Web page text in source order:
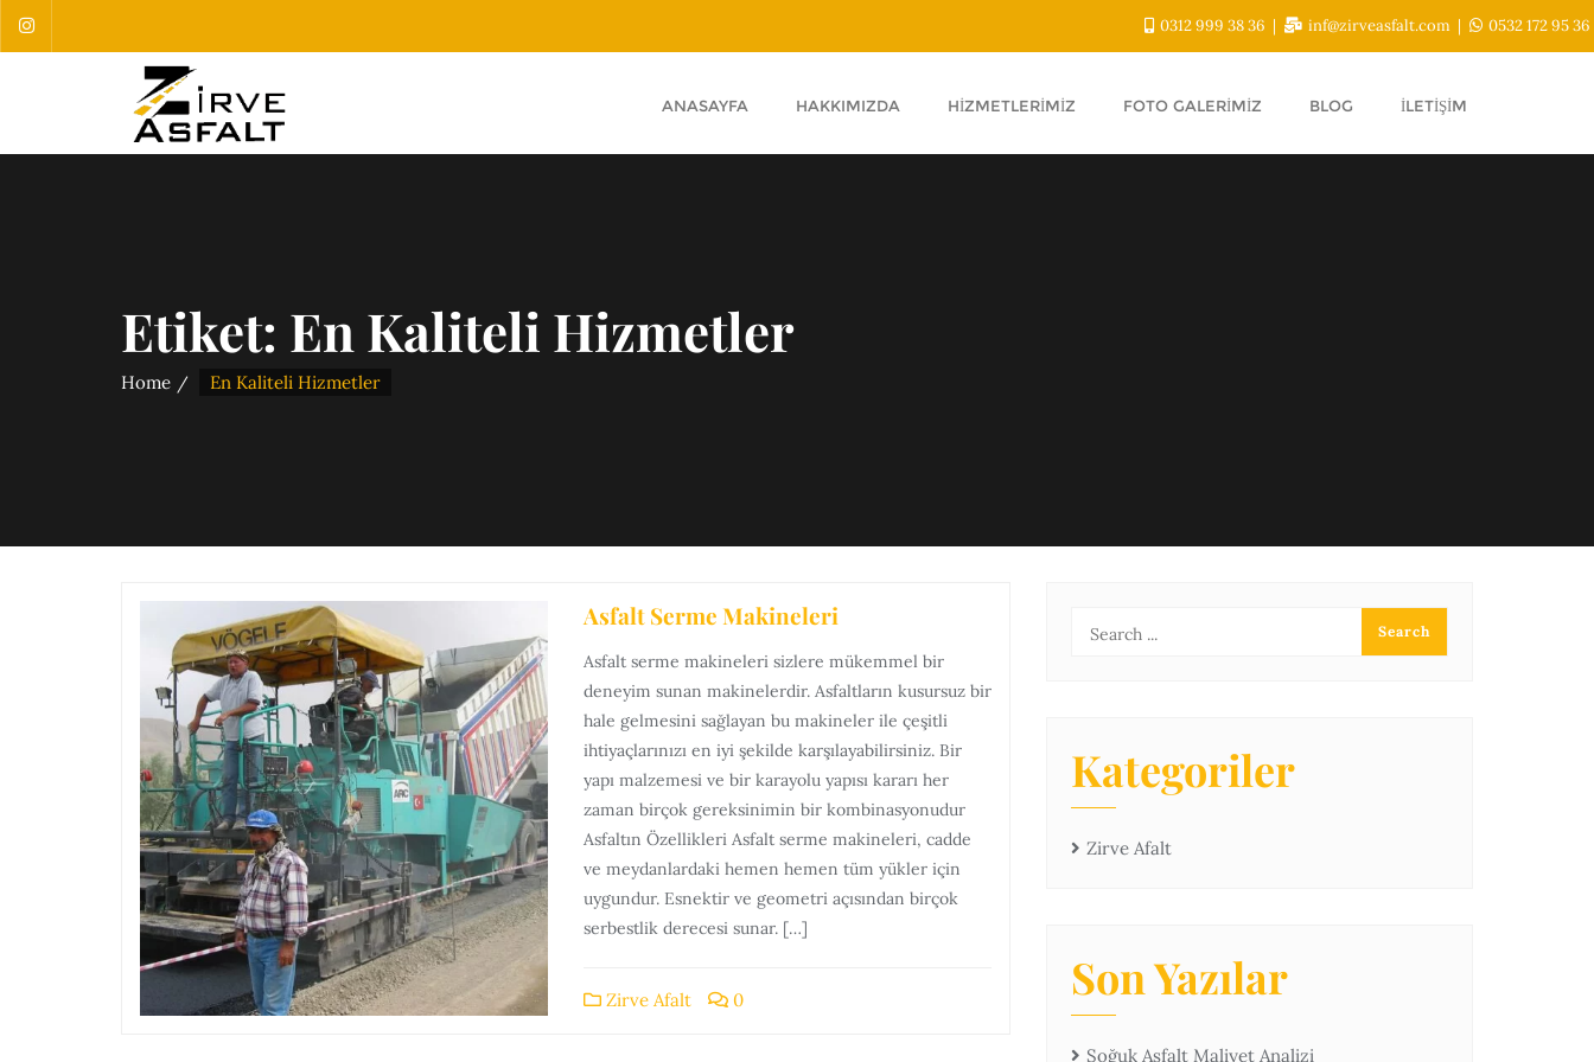
0312 999 38 36 inf@zirveasfalt.com 0532 172 95 36
ANASAYFA HAKKIMIZDA HIZMETLERIMIZ FOTO GALERIMIZ BLOG İLETIŞIM
Etiket: En Kaliteli Hizmetler
Home En Kaliteli Hizmetler
Asfalt Serme Makineleri
Asfalt serme makineleri sizlere mükemmel bir
deneyim sunan makinelerdir. Asfaltların kusursuz bir
hale gelmesini sağlayan bu makineler ile çeşitli
ihtiyaçlarınızı en iyi şekilde karşılayabilirsiniz. Bir
yapı malzemesi ve bir karayolu yapısı kararı her
zaman birçok gereksinimin bir kombinasyonudur
Asfaltın Özellikleri Asfalt serme makineleri, cadde
ve meydanlardaki hemen hemen tüm yükler için
uygundur. Esnektir ve geometri açısından birçok
serbestlik derecesi sunar. […]
Zirve Afalt 0
Kategoriler
Zirve Afalt
Son Yazılar
Soğuk Asfalt Maliyet Analizi